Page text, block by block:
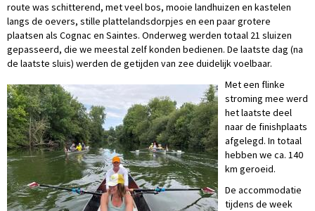
route was schitterend, met veel bos, mooie landhuizen en kastelen
langs de oevers, stille plattelandsdorpjes en een paar grotere
plaatsen als Cognac en Saintes. Onderweg werden totaal 21 sluizen
gepasseerd, die we meestal zelf konden bedienen. De laatste dag (na
de laatste sluis) werden de getijden van zee duidelijk voelbaar.
Met een flinke
stroming mee werd
het laatste deel
naar de finishplaats
afgelegd. In totaal
hebben we ca. 140
km geroeid.
De accommodatie
tijdens de week